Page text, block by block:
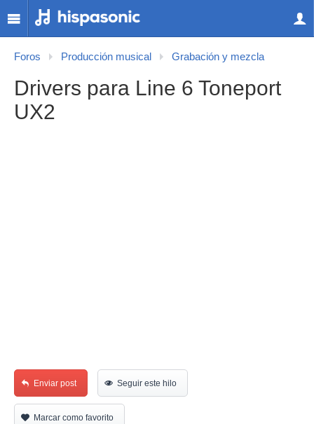
Foros Producción musical Grabación y mezcla
Drivers para Line 6 Toneport
UX2
Enviar post Seguir este hilo
Marcar como favorito